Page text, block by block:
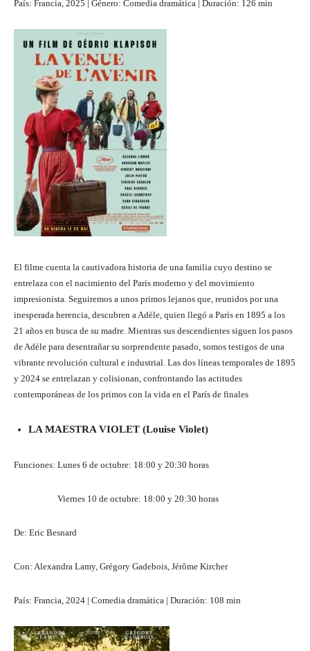
País: Francia, 2025 | Género: Comedia dramática | Duración: 126 min
El filme cuenta la cautivadora historia de una familia cuyo destino se
entrelaza con el nacimiento del París moderno y del movimiento
impresionista. Seguiremos a unos primos lejanos que, reunidos por una
inesperada herencia, descubren a Adèle, quien llegó a París en 1895 a los
21 años en busca de su madre. Mientras sus descendientes siguen los pasos
de Adèle para desentrañar su sorprendente pasado, somos testigos de una
vibrante revolución cultural e industrial. Las dos líneas temporales de 1895
y 2024 se entrelazan y colisionan, confrontando las actitudes
contemporáneas de los primos con la vida en el París de finales
LA MAESTRA VIOLET (Louise Violet)
Funciones: Lunes 6 de octubre: 18:00 y 20:30 horas
Viernes 10 de octubre: 18:00 y 20:30 horas
De: Eric Besnard
Con: Alexandra Lamy, Grégory Gadebois, Jérôme Kircher
País: Francia, 2024 | Comedia dramática | Duración: 108 min